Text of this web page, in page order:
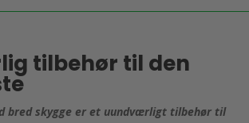
tilbehør til den
bred skygge er et uundværligt tilbehør til